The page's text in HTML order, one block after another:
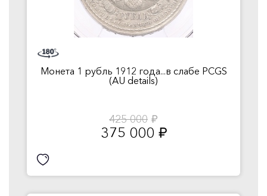
Монета 1 рубль 1912 года...в слабе PCGS
(AU details)
425 000 руб.
375 000 руб.